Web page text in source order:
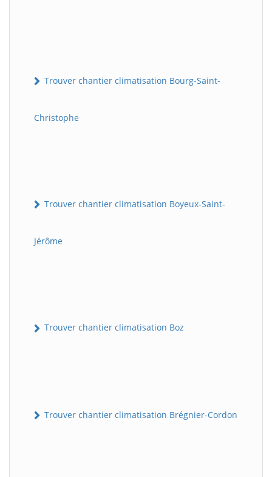
Trouver chantier climatisation Bourg-Saint-
Christophe
Trouver chantier climatisation Boyeux-Saint-
Jérôme
Trouver chantier climatisation Boz
Trouver chantier climatisation Brégnier-Cordon